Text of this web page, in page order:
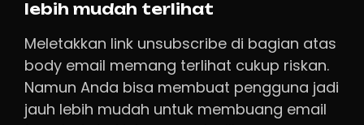
lebih mudah terlihat
Meletakkan link unsubscribe di bagian atas
body email memang terlihat cukup riskan.
Namun Anda bisa membuat pengguna jadi
jauh lebih mudah untuk membuang email